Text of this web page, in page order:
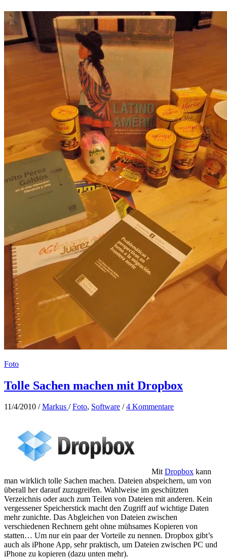
Foto
Tolle Sachen machen mit Dropbox
11/4/2010 /Markus /Foto, Software /4 Kommentare
MitDropbox kann
man wirklich tolle Sachen machen. Dateien abspeichern, um von
überall her darauf zuzugreifen. Wahlweise im geschützten
Verzeichnis oder auch zum Teilen von Dateien mit anderen. Kein
vergessener Speicherstick macht den Zugriff auf wichtige Daten
mehr zunichte. Das Abgleichen von Dateien zwischen
verschiedenen Rechnern geht ohne mühsames Kopieren von
statten… Um nur ein paar der Vorteile zu nennen. Dropbox gibt’s
auch als iPhone App, sehr praktisch, um Dateien zwischen PC und
iPhone zu kopieren (dazu unten mehr).